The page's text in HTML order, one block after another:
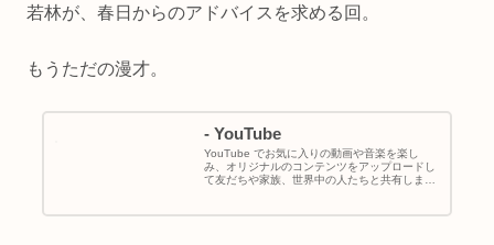
若林が、春日からのアドバイスを求める回。
もうただの漫才。
- YouTube
YouTube でお気に入りの動画や音楽を楽し
み、オリジナルのコンテンツをアップロードし
て友だちや家族、世界中の人たちと共有しまし